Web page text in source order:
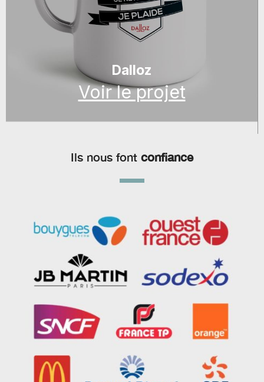
Dalloz
Voir le projet
Ils nous font confiance